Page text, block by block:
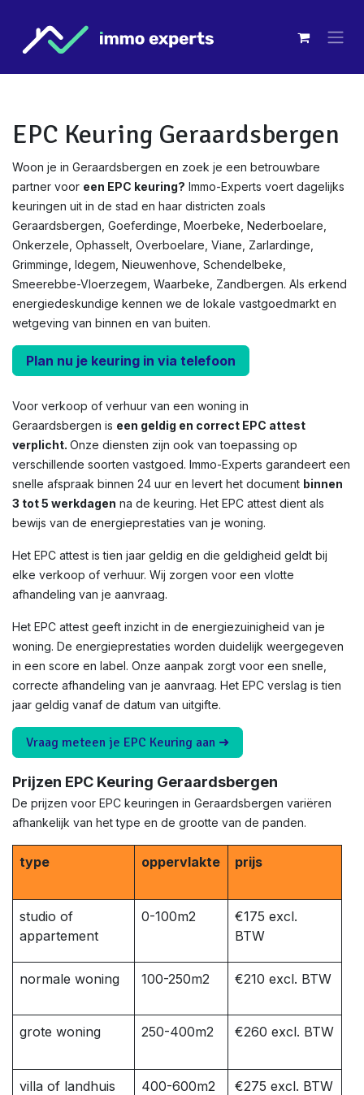
EPC Keuring Geraardsbergen
Woon je in Geraardsbergen en zoek je een betrouwbare
partner voor een EPC keuring? Immo-Experts voert dagelijks
keuringen uit in de stad en haar districten zoals
Geraardsbergen, Goeferdinge, Moerbeke, Nederboelare,
Onkerzele, Ophasselt, Overboelare, Viane, Zarlardinge,
Grimminge, Idegem, Nieuwenhove, Schendelbeke,
Smeerebbe-Vloerzegem, Waarbeke, Zandbergen. Als erkend
energiedeskundige kennen we de lokale vastgoedmarkt en
wetgeving van binnen en van buiten.
Plan nu je keuring in via telefoon
Voor verkoop of verhuur van een woning in
Geraardsbergen is een geldig en correct EPC attest
verplicht. Onze diensten zijn ook van toepassing op
verschillende soorten vastgoed. Immo-Experts garandeert een
snelle afspraak binnen 24 uur en levert het document binnen
3 tot 5 werkdagen na de keuring. Het EPC attest dient als
bewijs van de energieprestaties van je woning.
Het EPC attest is tien jaar geldig en die geldigheid geldt bij
elke verkoop of verhuur. Wij zorgen voor een vlotte
afhandeling van je aanvraag.
Het EPC attest geeft inzicht in de energiezuinigheid van je
woning. De energieprestaties worden duidelijk weergegeven
in een score en label. Onze aanpak zorgt voor een snelle,
correcte afhandeling van je aanvraag. Het EPC verslag is tien
jaar geldig vanaf de datum van uitgifte.
Vraag meteen je EPC Keuring aan ➜
Prijzen EPC Keuring Geraardsbergen
De prijzen voor EPC keuringen in Geraardsbergen variëren
afhankelijk van het type en de grootte van de panden.
type oppervlakte prijs
studio of
appartement
0-100m2
€175 excl.
BTW
normale woning 100-250m2 €210 excl. BTW
grote woning 250-400m2 €260 excl. BTW
villa of landhuis 400-600m2 €275 excl. BTW